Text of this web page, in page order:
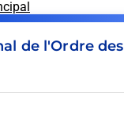
de l'Ordre des
cookies